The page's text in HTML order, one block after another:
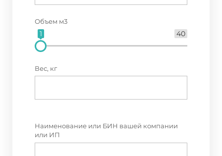
Объем м3
40
1
Вес, кг
Наименование или БИН вашей компании
или ИП